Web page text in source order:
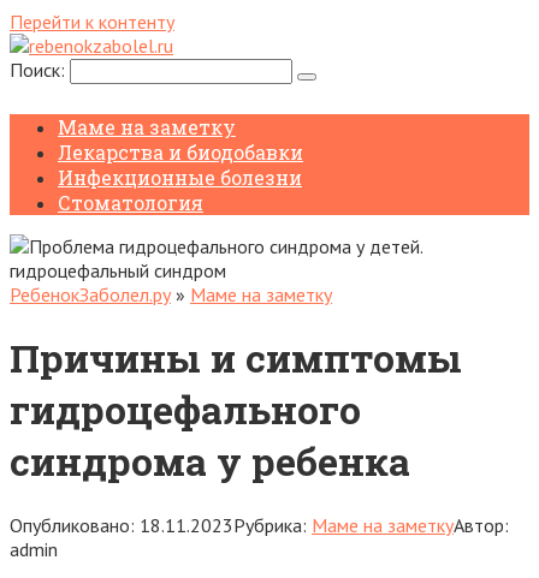
Перейти к контенту
Поиск:
Маме на заметку
Лекарства и биодобавки
Инфекционные болезни
Стоматология
РебенокЗаболел.ру» Маме на заметку
Причины и симптомы
гидроцефального
синдрома у ребенка
Опубликовано: 18.11.2023Рубрика: Маме на заметкуАвтор:
admin